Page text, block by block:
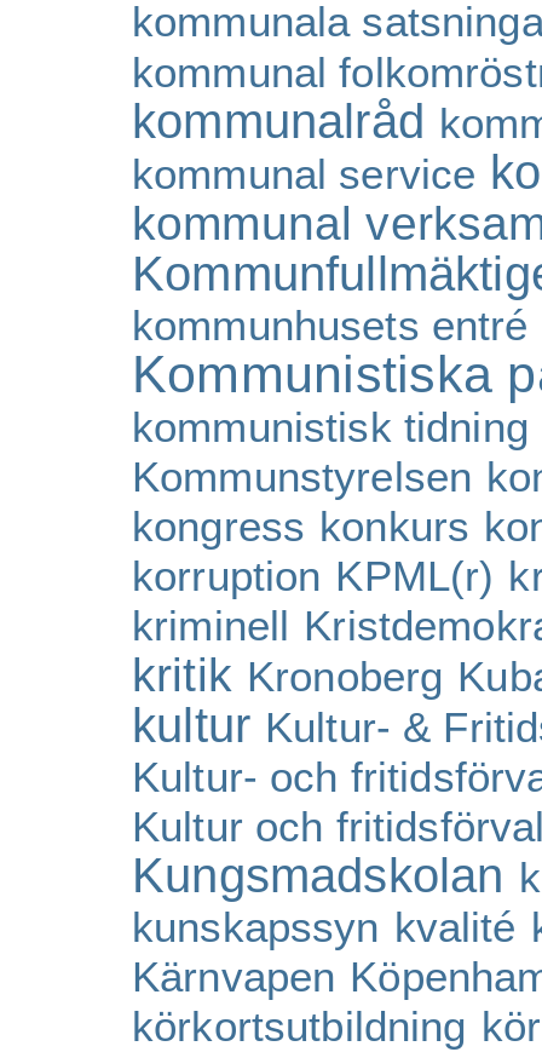
kommunala
kommunal
kommunalråd
kommunal service
kommunal
kommunhusets entré
Kommunistiska
kommunistisk tidning
Kommunstyrelsen
kongress konkurs
korruption KPML(r)
kriminell
kritik Kronoberg
kultur Kultur- &
Kultur- och
Kultur och
Kungsmadskolan
kunskapssyn kvalité
Kärnvapen
körkortsutbildning